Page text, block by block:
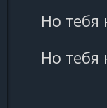
Но тебя
Но тебя